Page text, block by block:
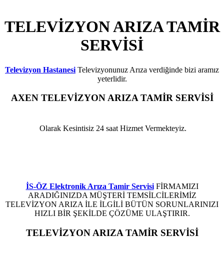
TELEVİZYON ARIZA TAMİR
SERVİSİ
Televizyon Hastanesi Televizyonunuz Arıza verdiğinde bizi aramız
yeterlidir.
AXEN TELEVİZYON ARIZA TAMİR SERVİSİ
Olarak Kesintisiz 24 saat Hizmet Vermekteyiz.
İS-ÖZ Elektronik Arıza Tamir ServisiFİRMAMIZI
ARADIĞINIZDA MÜŞTERİ TEMSİLCİLERİMİZ
TELEVİZYON ARIZA İLE İLGİLİ BÜTÜN SORUNLARINIZI
HIZLI BİR ŞEKİLDE ÇÖZÜME ULAŞTIRIR.
TELEVİZYON ARIZA TAMİR SERVİSİ